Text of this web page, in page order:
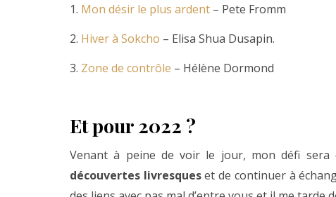
1. Mon désir le plus ardent – Pete Fromm
2. Hiver à Sokcho – Elisa Shua Dusapin.
3. Zone de contrôle – Hélène Dormond
Et pour 2022 ?
Venant à peine de voir le jour, mon défi
découvertes livresqueset de continuer à